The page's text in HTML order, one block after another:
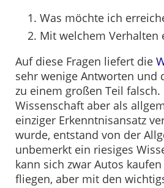
Was möchte ich
Mit welchem Verhalten
Auf diese Fragen liefert die
sehr wenige Antworten und
zu einem großen Teil falsch.
Wissenschaft aber als
einziger Erkenntnisansatz
wurde, entstand von der
unbemerkt ein riesiges
kann sich zwar Autos
fliegen, aber mit den